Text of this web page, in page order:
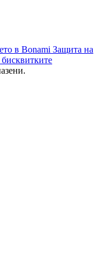
в Bonami Защита на